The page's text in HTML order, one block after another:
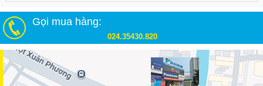
Gọi mua hàng:
024.35430.820